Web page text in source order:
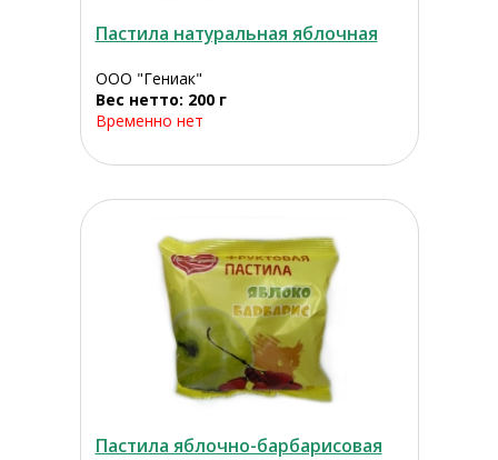
Пастила натуральная яблочная
ООО "Гениак"
Вес нетто: 200 г
Временно нет
Пастила яблочно-барбарисовая